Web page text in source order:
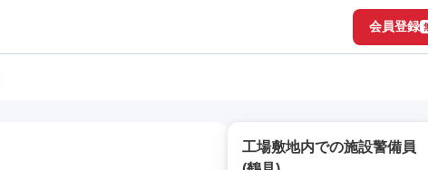
会員登録
工場敷地内での施設警備員